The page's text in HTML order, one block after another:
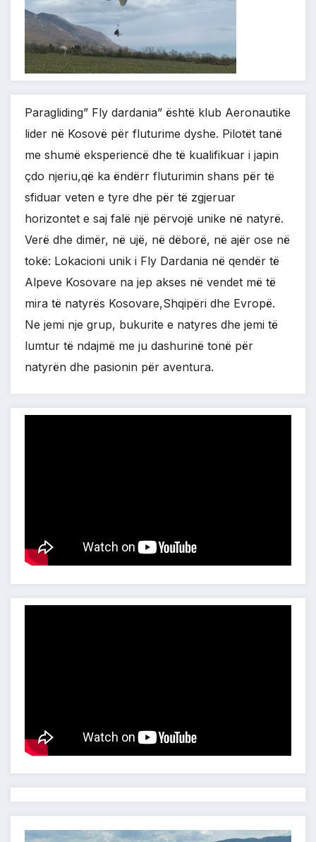
Paragliding” Fly dardania” është klub Aeronautike
lider në Kosovë për fluturime dyshe. Pilotët tanë
me shumë eksperiencë dhe të kualifikuar i japin
çdo njeriu,që ka ëndërr fluturimin shans për të
sfiduar veten e tyre dhe për të zgjeruar
horizontet e saj falë një përvojë unike në natyrë.
Verë dhe dimër, në ujë, në dëborë, në ajër ose në
tokë: Lokacioni unik i Fly Dardania në qendër të
Alpeve Kosovare na jep akses në vendet më të
mira të natyrës Kosovare,Shqipëri dhe Evropë.
Ne jemi nje grup, bukurite e natyres dhe jemi të
lumtur të ndajmë me ju dashurinë tonë për
natyrën dhe pasionin për aventura.